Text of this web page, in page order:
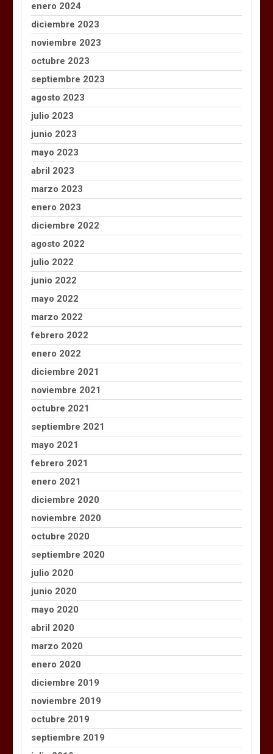
enero 2024
diciembre 2023
noviembre 2023
octubre 2023
septiembre 2023
agosto 2023
julio 2023
junio 2023
mayo 2023
abril 2023
marzo 2023
enero 2023
diciembre 2022
agosto 2022
julio 2022
junio 2022
mayo 2022
marzo 2022
febrero 2022
enero 2022
diciembre 2021
noviembre 2021
octubre 2021
septiembre 2021
mayo 2021
febrero 2021
enero 2021
diciembre 2020
noviembre 2020
octubre 2020
septiembre 2020
julio 2020
junio 2020
mayo 2020
abril 2020
marzo 2020
enero 2020
diciembre 2019
noviembre 2019
octubre 2019
septiembre 2019